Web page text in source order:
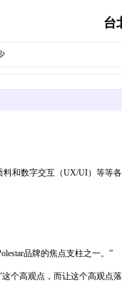
台
和数字交互（UX/UI）等等
品牌的焦点支柱之一。”
高观点，而让这个高观点